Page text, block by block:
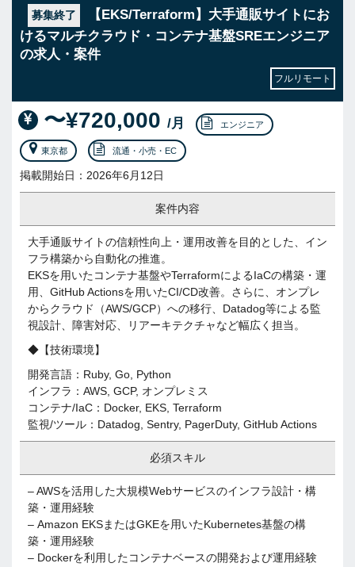
募集終了
【EKS/Terraform】大手通販サイトにお
けるマルチクラウド・コンテナ基盤SREエンジニア
の求人・案件
フルリモート
〜¥720,000 /月 エンジニア
東京都 流通・小売・EC
掲載開始日：2026年6月12日
案件内容
大手通販サイトの信頼性向上・運用改善を目的とした、イン
フラ構築から自動化の推進。
EKSを用いたコンテナ基盤やTerraformによるIaCの構築・運
用、GitHub Actionsを用いたCI/CD改善。さらに、オンプレ
からクラウド（AWS/GCP）への移行、Datadog等による監
視設計、障害対応、リアーキテクチャなど幅広く担当。
◆【技術環境】
開発言語：Ruby, Go, Python
インフラ：AWS, GCP, オンプレミス
コンテナ/IaC：Docker, EKS, Terraform
監視/ツール：Datadog, Sentry, PagerDuty, GitHub Actions
必須スキル
– AWSを活用した大規模Webサービスのインフラ設計・構
築・運用経験
– Amazon EKSまたはGKEを用いたKubernetes基盤の構
築・運用経験
– Dockerを利用したコンテナベースの開発および運用経験